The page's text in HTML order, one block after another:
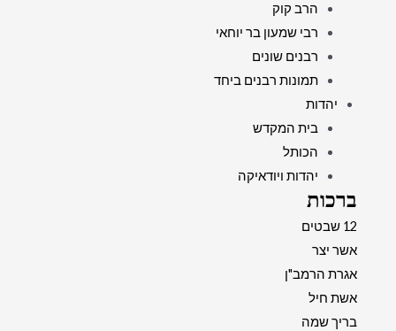
הרב קוק
רבי שמעון בר יוחאי
רבנים שונים
תמונות רבנים ביחד
יהדות
בית המקדש
הכותל
יהדות ויודאיקה
ברכות
12 שבטים
אשר יצר
אגרת הרמב"ן
אשת חיל
בריך שמה